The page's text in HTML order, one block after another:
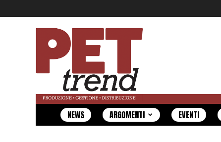
Pet
Trend
NEWS ARGOMENTI EVENTI